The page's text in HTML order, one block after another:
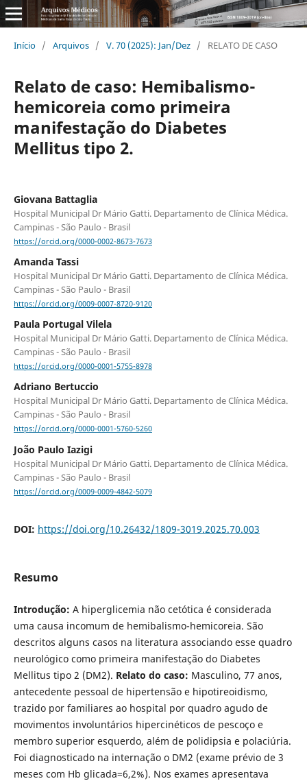
Início / Arquivos / V. 70 (2025): Jan/Dez / RELATO DE CASO
Relato de caso: Hemibalismo-
hemicoreia como primeira
manifestação do Diabetes
Mellitus tipo 2.
Giovana Battaglia
Hospital Municipal Dr Mário Gatti. Departamento de Clínica Médica.
Campinas - São Paulo - Brasil
https://orcid.org/0000-0002-8673-7673
Amanda Tassi
Hospital Municipal Dr Mário Gatti. Departamento de Clínica Médica.
Campinas - São Paulo - Brasil
https://orcid.org/0009-0007-8720-9120
Paula Portugal Vilela
Hospital Municipal Dr Mário Gatti. Departamento de Clínica Médica.
Campinas - São Paulo - Brasil
https://orcid.org/0000-0001-5755-8978
Adriano Bertuccio
Hospital Municipal Dr Mário Gatti. Departamento de Clínica Médica.
Campinas - São Paulo - Brasil
https://orcid.org/0000-0001-5760-5260
João Paulo Iazigi
Hospital Municipal Dr Mário Gatti. Departamento de Clínica Médica.
Campinas - São Paulo - Brasil
https://orcid.org/0009-0009-4842-5079
DOI: https://doi.org/10.26432/1809-3019.2025.70.003
Resumo
Introdução: A hiperglicemia não cetótica é considerada
uma causa incomum de hemibalismo-hemicoreia. São
descritos alguns casos na literatura associando esse quadro
neurológico como primeira manifestação do Diabetes
Mellitus tipo 2 (DM2). Relato do caso: Masculino, 77 anos,
antecedente pessoal de hipertensão e hipotireoidismo,
trazido por familiares ao hospital por quadro agudo de
movimentos involuntários hipercinéticos de pescoço e
membro superior esquerdo, além de polidipsia e polaciúria.
Foi diagnosticado na internação o DM2 (exame prévio de 3
meses com Hb glicada=6,2%). Nos exames apresentava